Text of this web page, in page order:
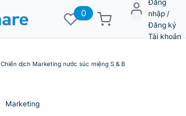
0
Đăng
nhập /
Đăng ký
Tài khoản
Chiến dịch Marketing nước súc miệng S & B
Marketing